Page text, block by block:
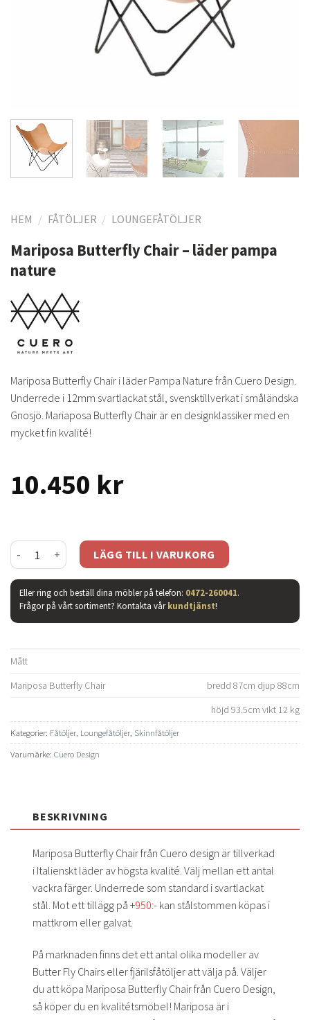
HEM / FÅTÖLJER / LOUNGEFÅTÖLJER
Mariposa Butterfly Chair – läder pampa
nature
Mariposa Butterfly Chair i läder Pampa Nature från Cuero Design.
Underrede i 12mm svartlackat stål, svensktillverkat i småländska
Gnosjö. Mariaposa Butterfly Chair är en designklassiker med en
mycket fin kvalité!
10.450 kr
Mariposa Butterfly Chair - läder pampa nature mängd
LÄGG TILL I VARUKORG
Eller ring och beställ dina möbler på telefon: 0472-260041.
Frågor på vårt sortiment? Kontakta vårkundtjänst!
Mått
Mariposa Butterfly Chair
bredd 87cm djup 88cm
höjd 93.5cm vikt 12 kg
Kategorier: Fåtöljer Loungefåtöljer Skinnfåtöljer
Varumärke: Cuero Design
BESKRIVNING
Mariposa Butterfly Chair från Cuero design är tillverkad
i Italienskt läder av högsta kvalité. Välj mellan ett antal
vackra färger. Underrede som standard i svartlackat
stål. Mot ett tillägg på +950:- kan stålstommen köpas i
mattkrom eller galvat.
På marknaden finns det ett antal olika modeller av
Butter Fly Chairs eller fjärilsfåtöljer att välja på. Väljer
du att köpa Mariposa Butterfly Chair från Cuero Design,
så köper du en kvalitétsmöbel! Mariposa är i